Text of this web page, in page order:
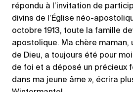
répondu à l’invitation de
divins de l’Église néo-
octobre 1913, toute la famille
apostolique. Ma chère maman,
de Dieu, a toujours été pour
de foi et a déposé un précieux
dans ma jeune âme », écrira